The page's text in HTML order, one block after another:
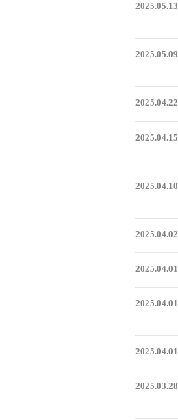
2025.05.13
2025.05.09
2025.04.22
2025.04.15
2025.04.10
2025.04.02
2025.04.01
2025.04.01
2025.04.01
2025.03.28